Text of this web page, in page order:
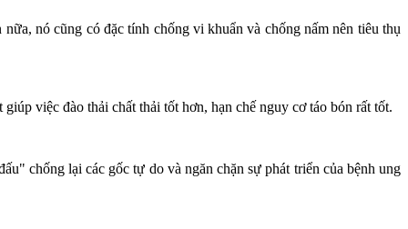
nó cũng có đặc tính chống vi khuẩn và chống nấm nên tiêu thụ
việc đào thải chất thải tốt hơn, hạn chế nguy cơ táo bón rất tốt.
chống lại các gốc tự do và ngăn chặn sự phát triển của bệnh ung